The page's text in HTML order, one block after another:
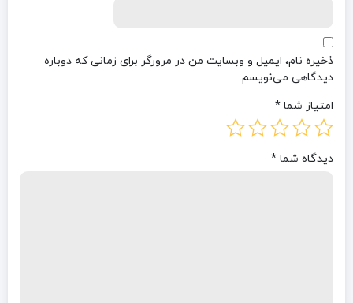
ذخیره نام، ایمیل و وبسایت من در مرورگر برای زمانی که دوباره
دیدگاهی می‌نویسم.
امتیاز شما *
دیدگاه شما *